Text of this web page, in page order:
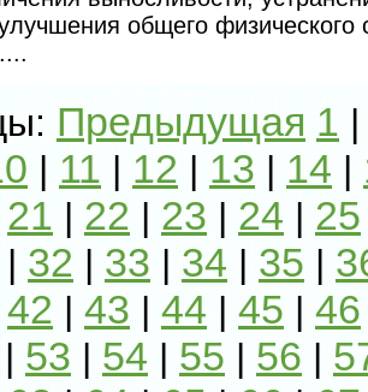
общего физического
Предыдущая 1
|11|12|13|14|
21|22|23|24|25
|32|33|34|35|
42|43|44|45|46
|53|54|55|56|